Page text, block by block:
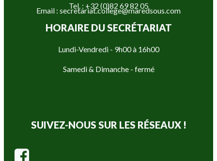
Tel. : +32 (0)82 69 82 05
Email : secretariat.college@maredsous.com
HORAIRE DU SECRÉTARIAT
Lundi-Vendredi - 9h00 à 16h00
Samedi & Dimanche - fermé
SUIVEZ-NOUS SUR LES RÉSEAUX !